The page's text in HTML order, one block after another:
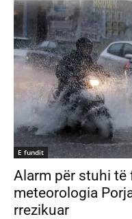
E fundit
Alarm për stuhi të
meteorologia
rrezikuar